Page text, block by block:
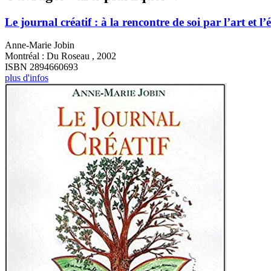
Le journal créatif : à la rencontre de soi par l’art et
Anne-Marie Jobin
Montréal : Du Roseau , 2002
ISBN 2894660693
plus d'infos